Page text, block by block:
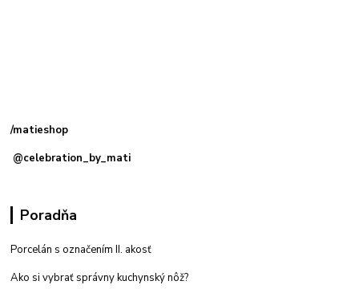
/matieshop
@celebration_by_mati
Poradňa
Porcelán s označením II. akosť
Ako si vybrať správny kuchynský nôž?